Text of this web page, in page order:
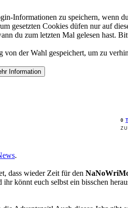
Informationen zu speichern, wenn
gesetzten Cookies düfen nur auf
du zum letzten Mal gelesen hast.
der Wahl gespeichert, um zu
0
.
dass wieder Zeit für den
könnt euch selbst ein bisschen